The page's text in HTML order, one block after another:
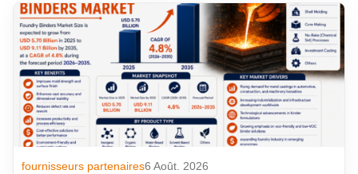
fournisseurs partenaires6 Août. 2026